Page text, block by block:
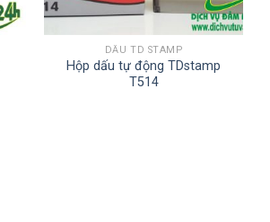
DẤU TD STAMP
Hộp dấu tự động TDstamp
T514